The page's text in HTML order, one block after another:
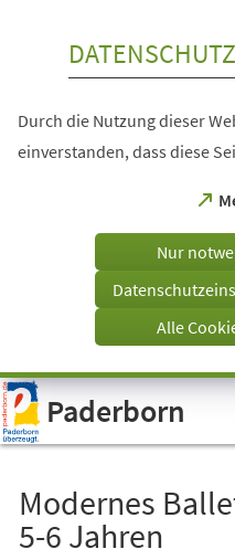
Visuelle
Assistenzsoftware
öffnen.
Durch die Nutzung dieser
einverstanden, dass diese
Tab)
Nur
Alle
Paderborn
Modernes
5-6 Jahren